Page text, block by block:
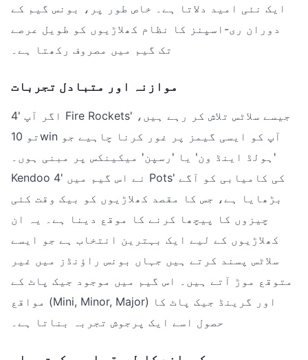
ایک نئی امید دلاتا ہے۔ خاص طور پر، بونس گیم کے
دوران ری-اسپنز کا نظام کھلاڑیوں کو طویل عرصے
تک گیم میں مصروف رکھتا ہے۔
موازنہ اور متبادل تجربات
اگر آپ '4 Fire Rockets' جیسے سلاٹس تلاش کر رہے ہیں،
تو 10win آپ کو ایسی گیمز پر غور کرنا چاہیے جو
'ہولڈ اینڈ ون' یا 'رسپن' میکینکس پر مبنی ہوں۔
Kendoo نے اس گیم میں '4 Pots' کی کامیابی کو آگے
بڑھایا ہے، جس کا مقصد کھلاڑیوں کو بیک وقت کئی
چیزوں کا پیچھا کرنے کا موقع دینا ہے۔ یہ ان
کھلاڑیوں کے لیے ایک بہترین انتخاب ہے جو ایسے
سلاٹس پسند کرتے ہیں جہاں بونس راؤنڈز میں غیر
متوقع موڑ آتے ہیں۔ اس گیم میں موجود جیک پاٹ کے
مواقع (Mini, Minor, Major) اور گرینڈ جیک پاٹ کا
حصول اسے ایک پرجوش تجربہ بناتا ہے۔